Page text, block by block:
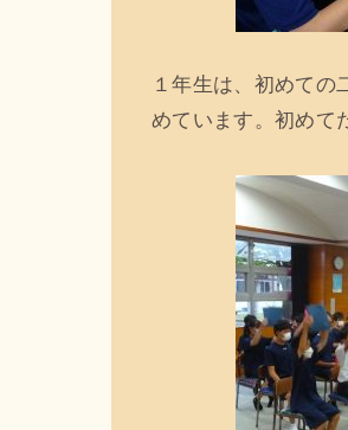
１年生は、初めての
めています。初めて